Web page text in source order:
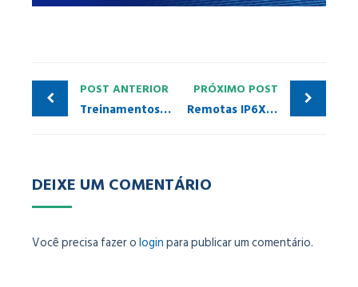
POST ANTERIOR
Treinamentos PI Brasil/PITCs: ainda dá tempo de se inscrever!
PRÓXIMO POST
Remotas IP6X da Siemens: preços ainda mais competitivos!
DEIXE UM COMENTÁRIO
Você precisa fazer ologinpara publicar um comentário.